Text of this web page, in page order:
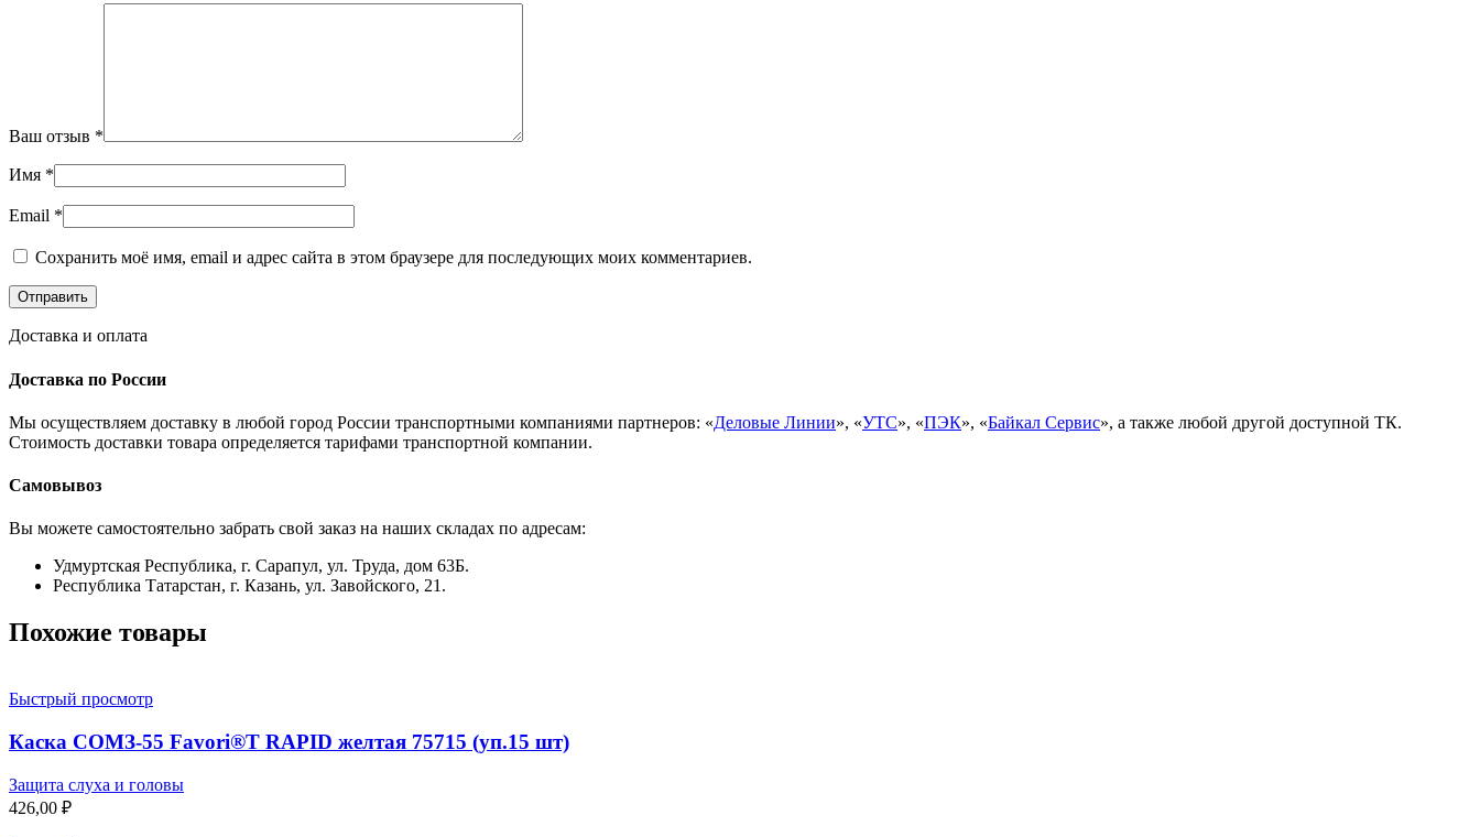
Ваш отзыв *
Имя *
Email *
Сохранить моё имя, email и адрес сайта в этом браузере для последующих моих комментариев.
Доставка и оплата
Доставка по России
Мы осуществляем доставку в любой город России транспортными компаниями партнеров: «Деловые Линии», «УТС», «ПЭК», «Байкал Сервис», а также любой другой доступной ТК.
Стоимость доставки товара определяется тарифами транспортной компании.
Самовывоз
Вы можете самостоятельно забрать свой заказ на наших складах по адресам:
Удмуртская Республика, г. Сарапул, ул. Труда, дом 63Б.
Республика Татарстан, г. Казань, ул. Завойского, 21.
Похожие товары
Быстрый просмотр
Каска СОМЗ-55 Favori®T RAPID желтая 75715 (уп.15 шт)
Защита слуха и головы
426,00 ₽